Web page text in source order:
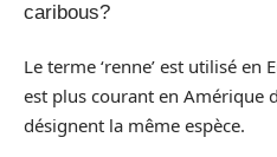
caribous?
Le terme ‘renne’ est utilisé en
est plus courant en Amérique
désignent la même espèce.